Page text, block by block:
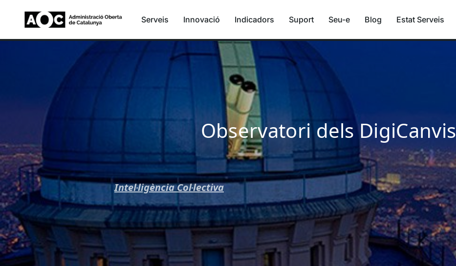
Serveis Innovació Indicadors Suport Seu-e Blog Estat Serveis
Observatori dels DigiCanvis
Intel·ligència Col·lectiva